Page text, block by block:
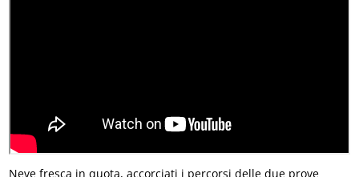
Neve fresca in quota, accorciati i percorsi delle due prove